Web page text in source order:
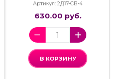
Артикул: 2Д17-СВ-4
630.00 руб.
В КОРЗИНУ